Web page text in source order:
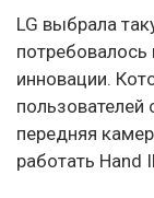
LG выбрала
потребовалось
инновации.
пользователей
передняя
работать Hand